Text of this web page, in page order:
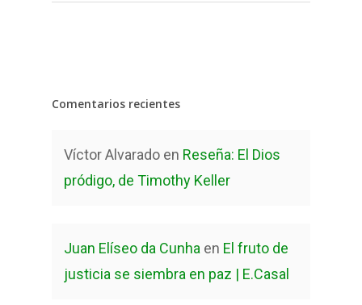
Comentarios recientes
Víctor Alvarado en Reseña: El Dios
pródigo, de Timothy Keller
Juan Elíseo da Cunha en El fruto de
justicia se siembra en paz | E.Casal